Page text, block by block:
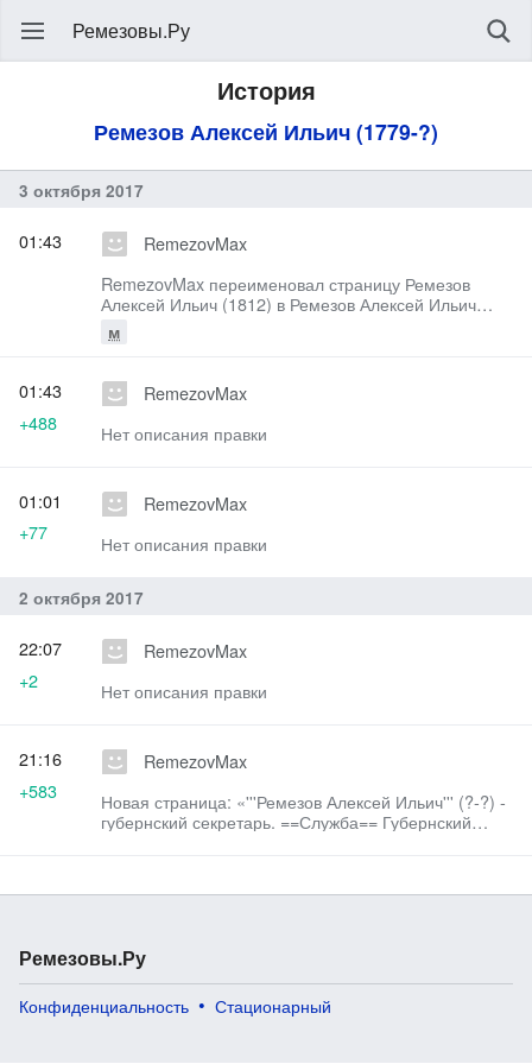
Ремезовы.Ру
История
Ремезов Алексей Ильич (1779-?)
3 октября 2017
RemezovMax
RemezovMax переименовал страницу Ремезов
Алексей Ильич (1812) в Ремезов Алексей Ильич
м
01:43
RemezovMax
Нет описания правки
01:43
+488
RemezovMax
Нет описания правки
01:01
+77
2 октября 2017
RemezovMax
Нет описания правки
22:07
+2
RemezovMax
Новая страница: «'''Ремезов Алексей Ильич''' (?-?) -
губернский секретарь. ==Служба== Губернский
21:16
+583
Ремезовы.Ру
Конфиденциальность Стационарный